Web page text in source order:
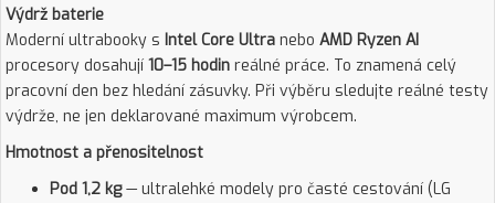
Výdrž baterie
Moderní ultrabooky s Intel Core Ultra nebo AMD Ryzen AI
procesory dosahují 10–15 hodin reálné práce. To znamená celý
pracovní den bez hledání zásuvky. Při výběru sledujte reálné testy
výdrže, ne jen deklarované maximum výrobcem.
Hmotnost a přenositelnost
Pod 1,2 kg— ultralehké modely pro časté cestování (LG